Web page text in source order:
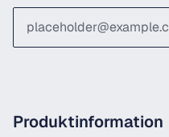
Produktinformation